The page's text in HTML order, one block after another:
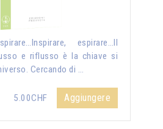
espirare…Il
e riflusso è la chiave si
Cercando di …
5.00CHF Aggiungere